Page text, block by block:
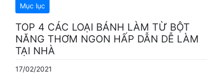
Mục lục
TOP 4 CÁC LOẠI BÁNH LÀM TỪ BỘT
NĂNG THƠM NGON HẤP DẪN DỄ LÀM
TẠI NHÀ
17/02/2021